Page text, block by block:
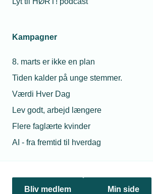
Kampagner
8. marts er ikke en plan
Tiden kalder på unge stemmer.
Værdi Hver Dag
Lev godt, arbejd længere
Flere faglærte kvinder
AI - fra fremtid til hverdag
Bliv medlem Min side
Green Power Denmark vil ensarte
virksomheder til at deltage i aktørmødet
input.
Personaleforhold
Nyheder